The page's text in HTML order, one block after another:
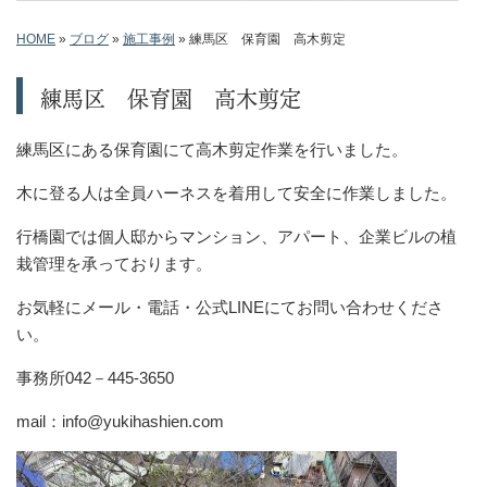
HOME » ブログ » 施工事例 » 練馬区 保育園 高木剪定
練馬区 保育園 高木剪定
練馬区にある保育園にて高木剪定作業を行いました。
木に登る人は全員ハーネスを着用して安全に作業しました。
行橋園では個人邸からマンション、アパート、企業ビルの植
栽管理を承っております。
お気軽にメール・電話・公式LINEにてお問い合わせくださ
い。
事務所042－445-3650
mail：info@yukihashien.com